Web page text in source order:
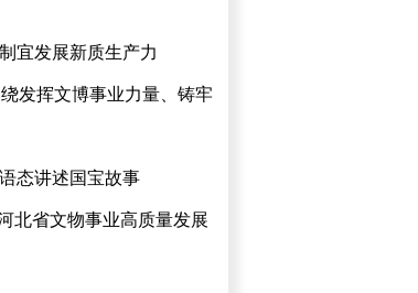
宜发展新质生产力
发挥文博事业力量、铸牢
态讲述国宝故事
北省文物事业高质量发展